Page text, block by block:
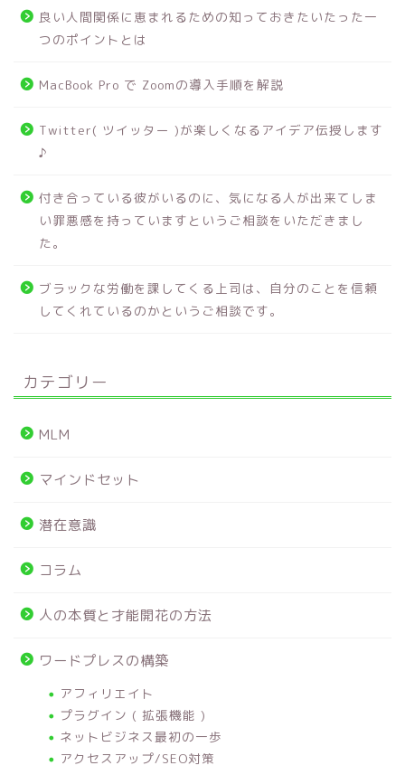
o
k
o
n
良い人間関係に恵まれるための知っておきたいたった一
つのポイントとは
MacBook Pro で Zoomの導入手順を解説
Twitter( ツイッター )が楽しくなるアイデア伝授します
♪
付き合っている彼がいるのに、気になる人が出来てしま
い罪悪感を持っていますというご相談をいただきまし
た。
ブラックな労働を課してくる上司は、自分のことを信頼
してくれているのかというご相談です。
カテゴリー
MLM
マインドセット
潜在意識
コラム
人の本質と才能開花の方法
ワードプレスの構築
アフィリエイト
プラグイン ( 拡張機能 )
ネットビジネス最初の一歩
アクセスアップ/SEO対策